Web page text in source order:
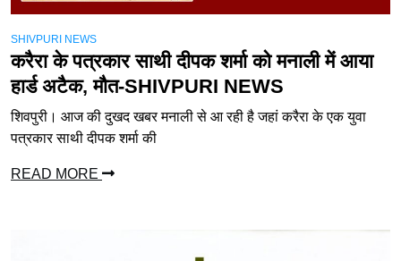
SHIVPURI NEWS
करैरा के पत्रकार साथी दीपक शर्मा को मनाली में आया
हार्ड अटैक, मौत-SHIVPURI NEWS
शिवपुरी। आज की दुखद खबर मनाली से आ रही है जहां करैरा के एक युवा
पत्रकार साथी दीपक शर्मा की
READ MORE